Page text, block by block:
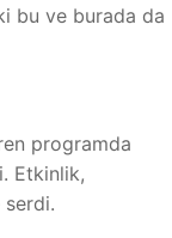
bu ve burada da
programda
Etkinlik,